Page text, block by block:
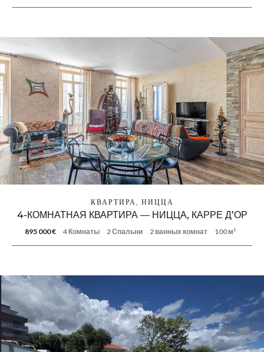
КВАРТИРА, НИЦЦА
4-КОМНАТНАЯ КВАРТИРА — НИЦЦА, КАРРЕ Д’ОР
895 000 € 4 Комнаты 2 Спальни 2 ванных комнат 100 м²